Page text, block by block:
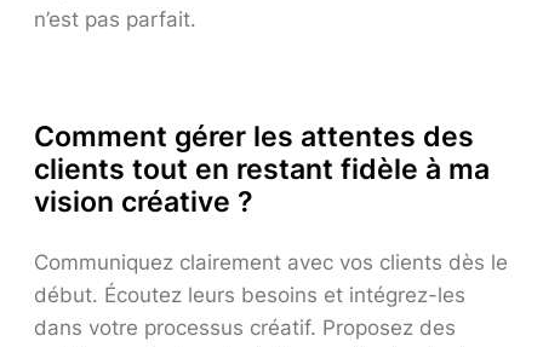
n’est pas parfait.
Comment gérer les attentes des
clients tout en restant fidèle à ma
vision créative ?
Communiquez clairement avec vos clients dès le
début. Écoutez leurs besoins et intégrez-les
dans votre processus créatif. Proposez des